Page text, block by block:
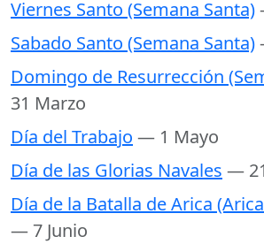
Viernes Santo (Semana Santa)
Sabado Santo (Semana Santa)
Domingo de Resurrección
31 Marzo
Día del Trabajo — 1 Mayo
Día de las Glorias Navales —
Día de la Batalla de Arica
— 7 Junio